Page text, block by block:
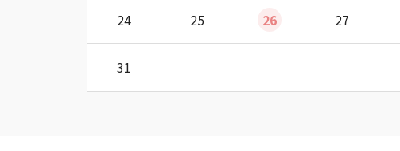
24 25 26 27
31